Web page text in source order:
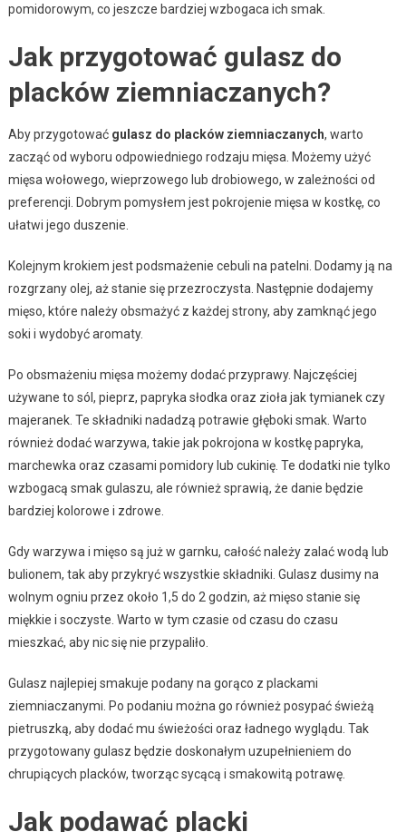
pomidorowym, co jeszcze bardziej wzbogaca ich smak.
Jak przygotować gulasz do
placków ziemniaczanych?
Aby przygotować gulasz do placków ziemniaczanych, warto
zacząć od wyboru odpowiedniego rodzaju mięsa. Możemy użyć
mięsa wołowego, wieprzowego lub drobiowego, w zależności od
preferencji. Dobrym pomysłem jest pokrojenie mięsa w kostkę, co
ułatwi jego duszenie.
Kolejnym krokiem jest podsmażenie cebuli na patelni. Dodamy ją na
rozgrzany olej, aż stanie się przezroczysta. Następnie dodajemy
mięso, które należy obsmażyć z każdej strony, aby zamknąć jego
soki i wydobyć aromaty.
Po obsmażeniu mięsa możemy dodać przyprawy. Najczęściej
używane to sól, pieprz, papryka słodka oraz zioła jak tymianek czy
majeranek. Te składniki nadadzą potrawie głęboki smak. Warto
również dodać warzywa, takie jak pokrojona w kostkę papryka,
marchewka oraz czasami pomidory lub cukinię. Te dodatki nie tylko
wzbogacą smak gulaszu, ale również sprawią, że danie będzie
bardziej kolorowe i zdrowe.
Gdy warzywa i mięso są już w garnku, całość należy zalać wodą lub
bulionem, tak aby przykryć wszystkie składniki. Gulasz dusimy na
wolnym ogniu przez około 1,5 do 2 godzin, aż mięso stanie się
miękkie i soczyste. Warto w tym czasie od czasu do czasu
mieszkać, aby nic się nie przypaliło.
Gulasz najlepiej smakuje podany na gorąco z plackami
ziemniaczanymi. Po podaniu można go również posypać świeżą
pietruszką, aby dodać mu świeżości oraz ładnego wyglądu. Tak
przygotowany gulasz będzie doskonałym uzupełnieniem do
chrupiących placków, tworząc sycącą i smakowitą potrawę.
Jak podawać placki